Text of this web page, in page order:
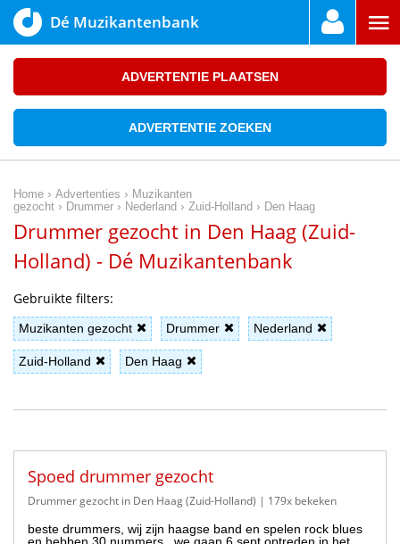
Dé Muzikantenbank
ADVERTENTIE PLAATSEN
ADVERTENTIE ZOEKEN
Home › Advertenties › Muzikanten
gezocht › Drummer › Nederland › Zuid-Holland › Den Haag
Drummer gezocht in Den Haag (Zuid-
Holland) - Dé Muzikantenbank
Gebruikte filters:
Muzikanten gezocht Drummer Nederland
Zuid-Holland Den Haag
Spoed drummer gezocht
Drummer gezocht in Den Haag (Zuid-Holland) | 179x bekeken
beste drummers, wij zijn haagse band en spelen rock blues